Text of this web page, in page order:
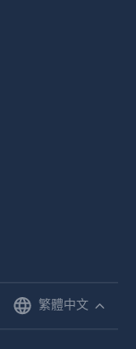
繁體中文